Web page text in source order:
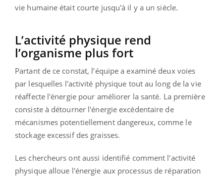
vie humaine était courte jusqu'à il y a un siècle.
L’activité physique rend
l’organisme plus fort
Partant de ce constat, l’équipe a examiné deux voies
par lesquelles l'activité physique tout au long de la vie
réaffecte l'énergie pour améliorer la santé. La première
consiste à détourner l'énergie excédentaire de
mécanismes potentiellement dangereux, comme le
stockage excessif des graisses.
Les chercheurs ont aussi identifié comment l'activité
physique alloue l'énergie aux processus de réparation